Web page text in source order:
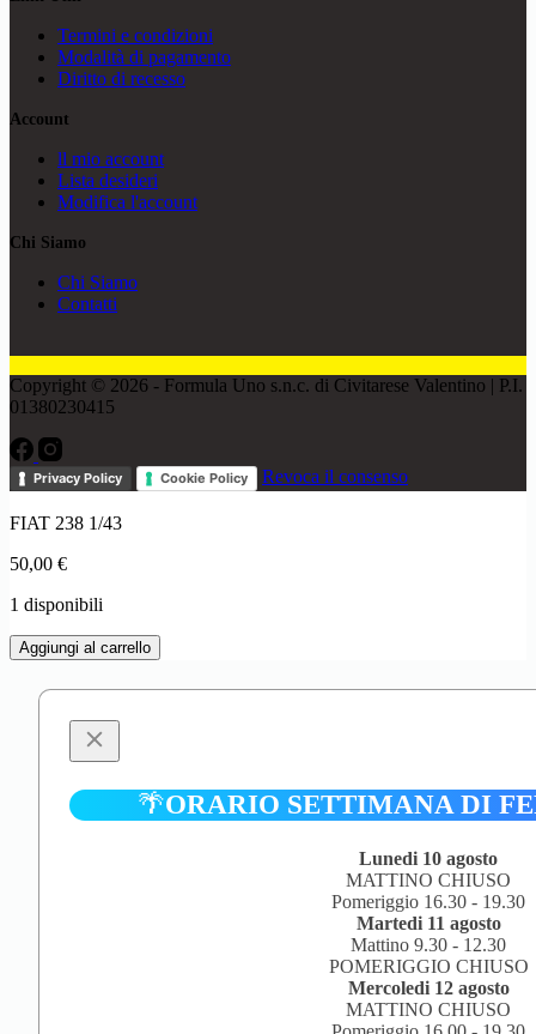
Termini e condizioni
Modalità di pagamento
Diritto di recesso
Account
ll mio account
Lista desideri
Modifica l'account
Chi Siamo
Chi Siamo
Contatti
Copyright © 2026 - Formula Uno s.n.c. di Civitarese Valentino | P.I.
01380230415
Privacy Policy Cookie Policy Revoca il consenso
FIAT 238 1/43
50,00 €
1 disponibili
FIAT
238
1/43
Aggiungi al carrello
🌴ORARIO SETTIMANA DI
Lunedi 10 agosto
MATTINO CHIUSO
Pomeriggio 16.30 - 19.30
Martedi 11 agosto
Mattino 9.30 - 12.30
POMERIGGIO CHIUSO
Mercoledi 12 agosto
MATTINO CHIUSO